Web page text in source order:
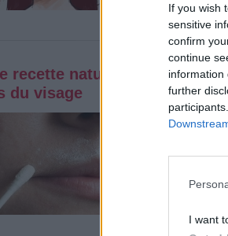
If you wish
sensitive
confirm
continue
information
further
I want
recette naturelle aide à se
du visage
Beaucoup de
le visage, en
Read more